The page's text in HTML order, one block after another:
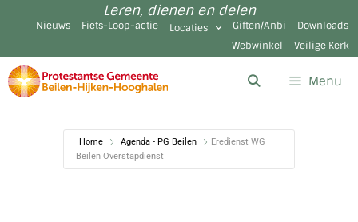
Leren, dienen en delen
Nieuws Fiets-Loop-actie Locaties Giften/Anbi
Downloads
Webwinkel
Veilige Kerk
Menu
Home Agenda - PG Beilen
Eredienst WG
Beilen Overstapdienst